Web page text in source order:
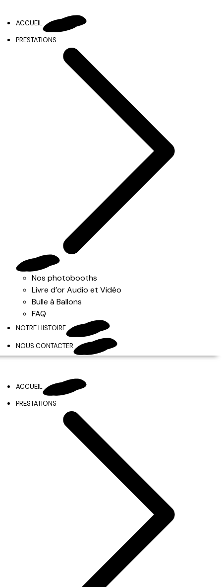
ACCUEIL
PRESTATIONS
Nos photobooths
Livre d’or Audio et Vidéo
Bulle à Ballons
FAQ
NOTRE HISTOIRE
NOUS CONTACTER
ACCUEIL
PRESTATIONS